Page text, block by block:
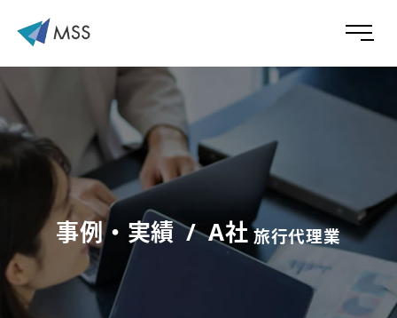
事例・実績 A社 旅行代理業